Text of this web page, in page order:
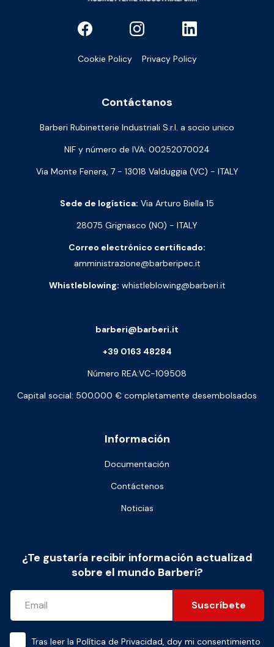
Cookie Policy Privacy Policy
Contáctanos
Barberi Rubinetterie Industriali S.r.l. a socio unico
NIF y número de IVA: 00252070024
Via Monte Fenera, 7 - 13018 Valduggia (VC) - ITALY
Sede de logística: Via Arturo Biella 15
28075 Grignasco (NO) - ITALY
Correo electrónico certificado:
amministrazione@barberipec.it
Whistleblowing: whistleblowing@barberi.it
Información
Documentación
Contáctenos
Noticias
barberi@barberi.it
+39 0163 48284
Número REA:VC-109508
Capital social: 500.000 € completamente desembolsados
¿Te gustaría recibir información actualizad
sobre el mundo Barberi?
Suscríbete
Tras leer la Política de Privacidad, doy mi consentimiento